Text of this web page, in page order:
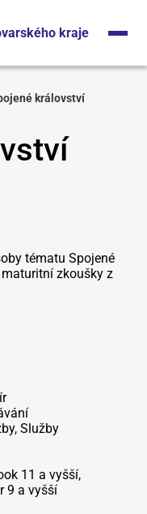
kraje
království
tématu Spojené
zkoušky z
Služby
11 a vyšší,
9 a vyšší